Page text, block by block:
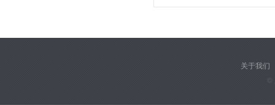
关于我们
©